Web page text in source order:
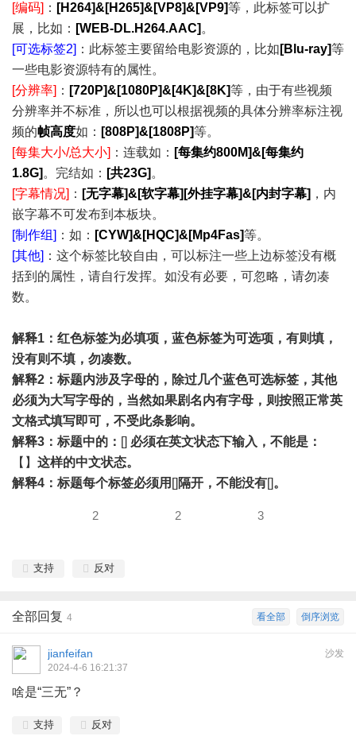
[编码] ： [H264]&[H265]&[VP8]&[VP9]等，此标签可以扩
展，比如： [WEB-DL.H264.AAC] 。
[可选标签2] ：此标签主要留给电影资源的，比如 [Blu-ray]等
一些电影资源特有的属性。
[分辨率] ： [720P]&[1080P]&[4K]&[8K]等，由于有些视频
分辨率并不标准，所以也可以根据视频的具体分辨率标注视
频的帧高度如： [808P]&[1808P]等。
[每集大小/总大小] ：连载如： [每集约800M]&[每集约
1.8G] 。完结如： [共23G] 。
[字幕情况] ： [无字幕]&[软字幕] [外挂字幕]& [内封字幕] ，内
嵌字幕不可发布到本板块。
[制作组] ：如： [CYW]&[HQC]&[Mp4Fas]等。
[其他] ：这个标签比较自由，可以标注一些上边标签没有概
括到的属性，请自行发挥。如没有必要，可忽略，请勿凑
数。
解释1：红色标签为必填项，蓝色标签为可选项，有则填，
没有则不填，勿凑数。
解释2：标题内涉及字母的，除过几个蓝色可选标签，其他
必须为大写字母的，当然如果剧名内有字母，则按照正常英
文格式填写即可，不受此条影响。
解释3：标题中的： [] 必须在英文状态下输入，不能是：
【】 这样的中文状态。
解释4：标题每个标签必须用 [] 隔开，不能没有[]。
2 2 3
支持 反对
倒序浏览
看全部
全部回复 4
沙发
jianfeifan
2024-4-6 16:21:37
啥是“三无”？
支持 反对